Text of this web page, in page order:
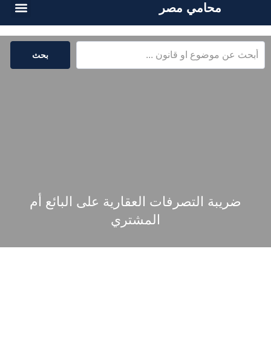
محامي مصر
بحث
ضريبة التصرفات العقارية على البائع أم
المشتري